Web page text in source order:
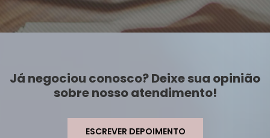
Já negociou conosco? Deixe sua opinião
sobre nosso atendimento!
ESCREVER DEPOIMENTO